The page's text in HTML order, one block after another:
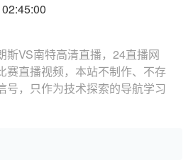
斯VS南特高清直播，24直播网
赛直播视频，本站不制作、不存
号，只作为技术探索的导航学习